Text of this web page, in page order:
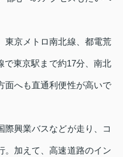
東京メトロ南北線、都電荒
で東京駅まで約17分、南北
面へも直通利便性が高いで
際興業バスなどが走り、コ
。加えて、高速道路のイン